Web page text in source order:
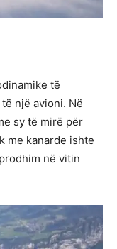
të
një avioni. Në
sy të mirë për
me kanarde ishte
në vitin